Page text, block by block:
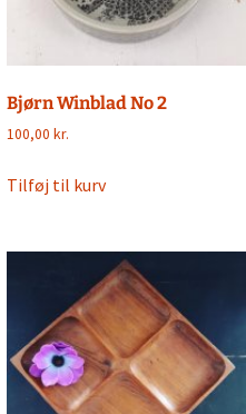
Bjørn Winblad No 2
100,00 kr.
Tilføj til kurv